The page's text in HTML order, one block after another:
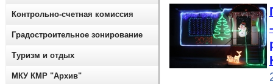
Контрольно-счетная комиссия
Градостроительное зонирование
Туризм и отдых
МКУ КМР "Архив"